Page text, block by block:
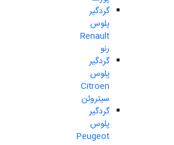
گردگیر
پلوس
Renault
رنو
گردگیر
پلوس
Citroen
سیتروئن
گردگیر
پلوس
Peugeot